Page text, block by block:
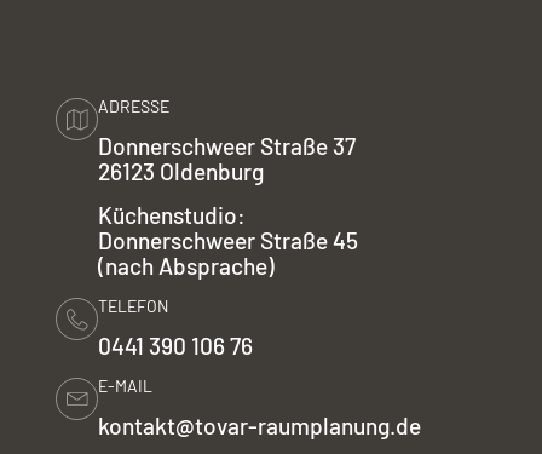
ADRESSE
Donnerschweer Straße 37
26123 Oldenburg
Küchenstudio:
Donnerschweer Straße 45
(nach Absprache)
TELEFON
0441 390 106 76
E-MAIL
kontakt@tovar-raumplanung.de